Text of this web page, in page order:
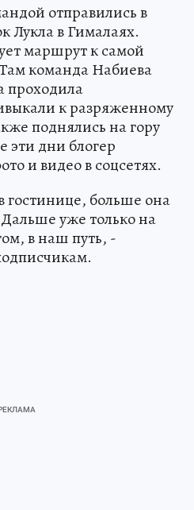
отправились в
Лукла в Гималаях.
маршрут к самой
команда Набиева
проходила
к разряженному
поднялись на гору
эти дни блогер
и видео в соцсетях.
гостинице, больше она
уже только на
в наш путь, -